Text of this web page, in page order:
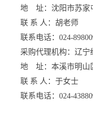
地 址：沈阳市苏家
联 系 人：胡老师
联系电话：024-
采购代理机构：辽宁
地 址：本溪市明山
联 系 人：于女士
联系电话：024-
2015年